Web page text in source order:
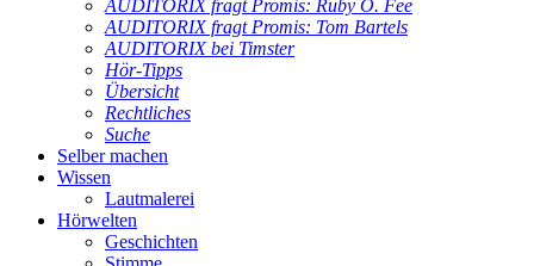
AUDITORIX fragt Promis: Ruby O. Fee
AUDITORIX fragt Promis: Tom Bartels
AUDITORIX bei Timster
Hör-Tipps
Übersicht
Rechtliches
Suche
Selber machen
Wissen
Lautmalerei
Hörwelten
Geschichten